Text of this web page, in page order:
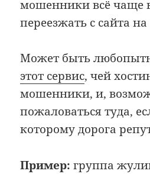
мошенники всё чаще
переезжать с сайта на
Может быть
этот сервис, чей
мошенники, и,
пожаловаться туда,
которому дорога
Пример: группа